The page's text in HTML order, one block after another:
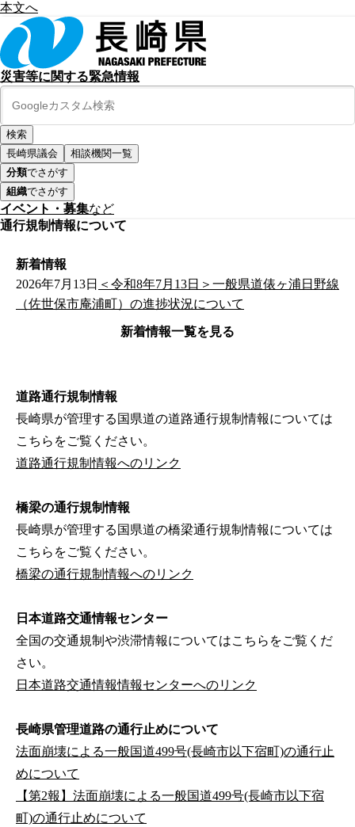
本文へ
災害等に関する緊急情報
長崎県議会
相談機関一覧
分類でさがす
組織でさがす
イベント・募集など
通行規制情報について
新着情報
2026年7月13日 ＜令和8年7月13日＞一般県道俵ヶ浦日野線
（佐世保市庵浦町）の進捗状況について
新着情報一覧を見る
道路通行規制情報
長崎県が管理する国県道の道路通行規制情報については
こちらをご覧ください。
道路通行規制情報へのリンク
橋梁の通行規制情報
長崎県が管理する国県道の橋梁通行規制情報については
こちらをご覧ください。
橋梁の通行規制情報へのリンク
日本道路交通情報センター
全国の交通規制や渋滞情報についてはこちらをご覧くだ
さい。
日本道路交通情報情報センターへのリンク
長崎県管理道路の通行止めについて
法面崩壊による一般国道499号(長崎市以下宿町)の通行止
めについて
【第2報】法面崩壊による一般国道499号(長崎市以下宿
町)の通行止めについて